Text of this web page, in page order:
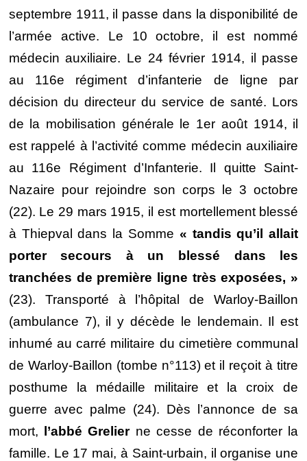
septembre 1911, il passe dans la disponibilité de
l’armée active. Le 10 octobre, il est nommé
médecin auxiliaire. Le 24 février 1914, il passe
au 116e régiment d’infanterie de ligne par
décision du directeur du service de santé. Lors
de la mobilisation générale le 1er août 1914, il
est rappelé à l’activité comme médecin auxiliaire
au 116e Régiment d’Infanterie. Il quitte Saint-
Nazaire pour rejoindre son corps le 3 octobre
(22). Le 29 mars 1915, il est mortellement blessé
à Thiepval dans la Somme « tandis qu’il allait
porter secours à un blessé dans les
tranchées de première ligne très exposées, »
(23). Transporté à l’hôpital de Warloy-Baillon
(ambulance 7), il y décède le lendemain. Il est
inhumé au carré militaire du cimetière communal
de Warloy-Baillon (tombe n°113) et il reçoit à titre
posthume la médaille militaire et la croix de
guerre avec palme (24). Dès l’annonce de sa
mort, l’abbé Grelierne cesse de réconforter la
famille. Le 17 mai, à Saint-urbain, il organise une